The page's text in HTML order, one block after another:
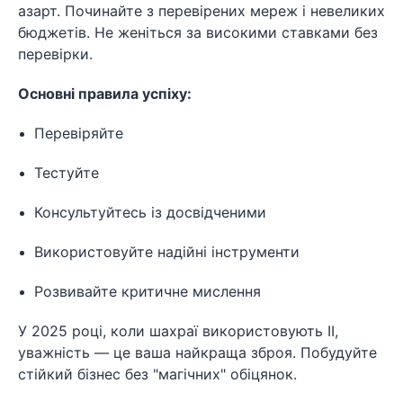
азарт. Починайте з перевірених мереж і невеликих
бюджетів. Не женіться за високими ставками без
перевірки.
Основні правила успіху:
Перевіряйте
Тестуйте
Консультуйтесь із досвідченими
Використовуйте надійні інструменти
Розвивайте критичне мислення
У 2025 році, коли шахраї використовують ІІ,
уважність — це ваша найкраща зброя. Побудуйте
стійкий бізнес без "магічних" обіцянок.